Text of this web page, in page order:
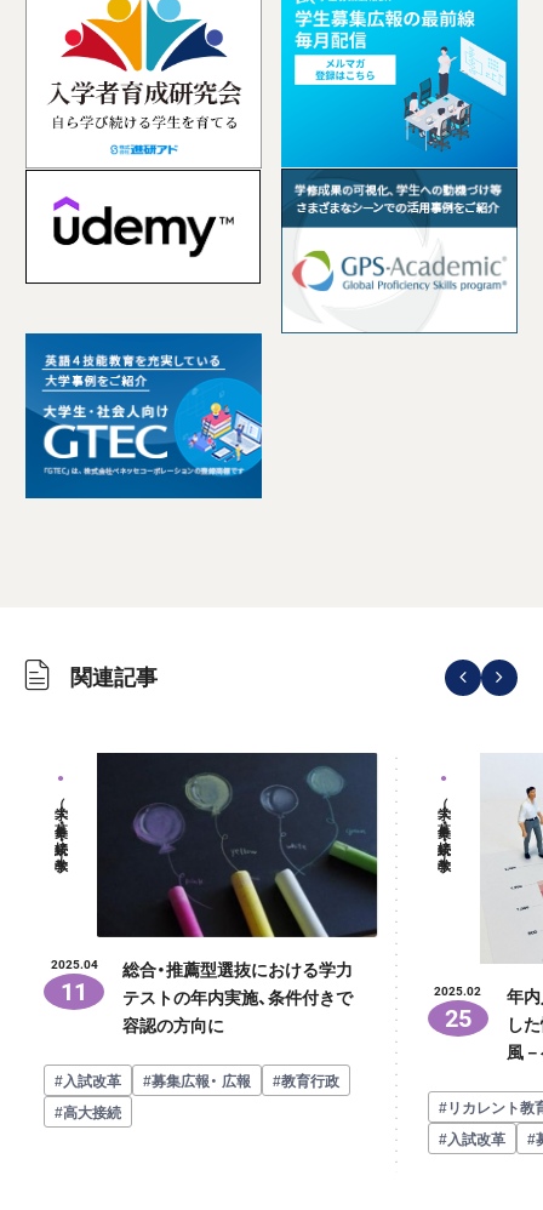
関連記事
大学（募集・接続・教学）
2025.04
11
総合・推薦型選抜における学力
テストの年内実施、条件付きで
容認の方向に
#入試改革 #募集広報・ 広報
#教育行政
#高大接続
大学（募集・接続・教学）
2025.02
25
年
し
風
#リカレント教
#入試改革
#